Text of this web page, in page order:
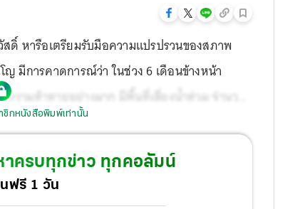
ดิ์ หารือเตรียมรับมือความแปรปรวนของสภาพ
มีการคาดการณ์ว่า ในช่วง 6 เดือนข้างหน้า
ามท้าทายอย่างมาก มีพื้นที่เสี่ยงน้ำท่วม จำนวน
กลาง และภาคตะวันออก เสี่ยงกับภัยแล้งจำนวน
งหวัด ที่จะต้องเผชิญกับน้ำท่วมและน้ำแล้ง ใน
ชิกหนังสือพิมพ์เท่านั้น
าครบทุกข่าว ทุกคอลัมน์
ฟรี 1 วัน